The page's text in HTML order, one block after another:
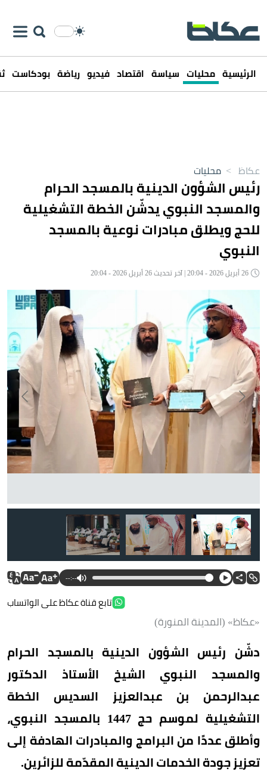
الرئيسية محليات سياسة اقتصاد فيديو رياضة بودكاست
عكاظ > محليات
رئيس الشؤون الدينية بالمسجد الحرام
والمسجد النبوي يدشّن الخطة التشغيلية
للحج ويطلق مبادرات نوعية بالمسجد
النبوي
--:--
تابع قناة عكاظ على الواتساب
«عكاظ» (المدينة المنورة)
دشّن رئيس الشؤون الدينية بالمسجد الحرام
والمسجد النبوي الشيخ الأستاذ الدكتور
عبدالرحمن بن عبدالعزيز السديس الخطة
التشغيلية لموسم حج 1447 بالمسجد النبوي،
وأطلق عددًا من البرامج والمبادرات الهادفة إلى
تعزيز جودة الخدمات الدينية المقدّمة للزائرين.